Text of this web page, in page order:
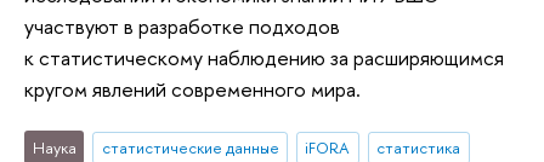
участвуют в разработке подходов
к статистическому наблюдению за расширяющимся
кругом явлений современного мира.
Наука статистические данные iFORA
статистика